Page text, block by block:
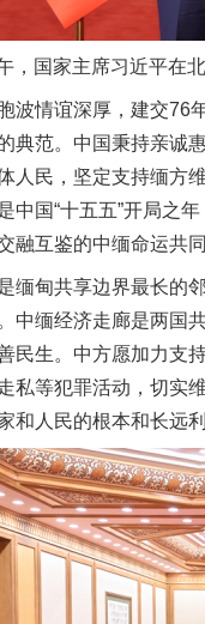
国家主席习近平在北
情谊深厚，建交76年
典范。中国秉持亲诚
人民，坚定支持缅方
中国“十五五”开局之
融互鉴的中缅命运共
甸共享边界最长的邻
中缅经济走廊是两国
民生。中方愿加力支
私等犯罪活动，切实
和人民的根本和长远利